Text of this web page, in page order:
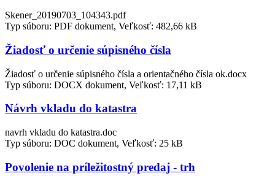
Skener_20190703_104343.pdf
Typ súboru: PDF dokument, Veľkosť: 482,66 kB
Žiadosť o určenie súpisného čísla
Žiadosť o určenie súpisného čísla a orientačného čísla ok.docx
Typ súboru: DOCX dokument, Veľkosť: 17,11 kB
Návrh vkladu do katastra
navrh vkladu do katastra.doc
Typ súboru: DOC dokument, Veľkosť: 25 kB
Povolenie na príležitostný predaj - trh